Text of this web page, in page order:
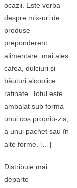
ocazii. Este vorba
despre mix-uri de
produse
preponderent
alimentare, mai ales
cafea, dulciuri și
băuturi alcoolice
rafinate. Totul este
ambalat sub forma
unui coș propriu-zis,
a unui pachet sau în
alte forme. […]
Distribuie mai
departe